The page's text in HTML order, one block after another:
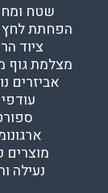
שטח
הפחתת
ציוד
מצלמת גוף
אביזרים
מוצרים
נעילה